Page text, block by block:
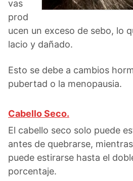
vas
prod
ucen un exceso de sebo, lo
lacio y dañado.
Esto se debe a cambios
pubertad o la menopausia.
Cabello Seco.
El cabello seco solo puede
antes de quebrarse,
puede estirarse hasta el
porcentaje.